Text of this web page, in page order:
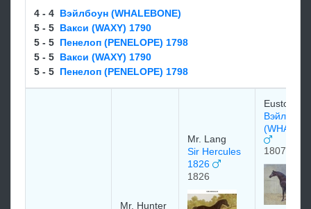
4 - 4 Вэйлбоун (WHALEBONE)
5 - 5 Вакси (WAXY) 1790
5 - 5 Пенелоп (PENELOPE) 1798
5 - 5 Вакси (WAXY) 1790
5 - 5 Пенелоп (PENELOPE) 1798
Mr. Hunter
Mr. Lang
Sir Hercules
1826
1826
Euston
Вэйлбоун
1807